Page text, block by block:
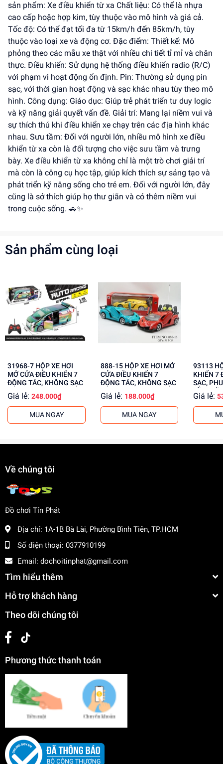
sản phẩm: Xe điều khiển từ xa Chất liệu: Có thể là nhựa
cao cấp hoặc hợp kim, tùy thuộc vào mô hình và giá cả.
Tốc độ: Có thể đạt tối đa từ 15km/h đến 85km/h, tùy
thuộc vào loại xe và động cơ. Đặc điểm: Thiết kế: Mô
phỏng theo các mẫu xe thật với nhiều chi tiết tỉ mỉ và chân
thực. Điều khiển: Sử dụng hệ thống điều khiển radio (R/C)
với phạm vi hoạt động ổn định. Pin: Thường sử dụng pin
sạc, với thời gian hoạt động và sạc khác nhau tùy theo mô
hình. Công dụng: Giáo dục: Giúp trẻ phát triển tư duy logic
và kỹ năng giải quyết vấn đề. Giải trí: Mang lại niềm vui và
sự thích thú khi điều khiển xe chạy trên các địa hình khác
nhau. Sưu tầm: Đối với người lớn, nhiều mô hình xe điều
khiển từ xa còn là đối tượng cho việc sưu tầm và trưng
bày. Xe điều khiển từ xa không chỉ là một trò chơi giải trí
mà còn là công cụ học tập, giúp kích thích sự sáng tạo và
phát triển kỹ năng sống cho trẻ em. Đối với người lớn, đây
cũng là sở thích giúp họ thư giãn và có thêm niềm vui
trong cuộc sống. 🚗✨
Sản phẩm cùng loại
31968-7 HỘP XE HƠI
MỞ CỬA ĐIỀU KHIỂN 7
ĐỘNG TÁC, KHÔNG SẠC
Giá lẻ: 248.000₫
MUA NGAY
888-15 HỘP XE HƠI MỞ
CỬA ĐIỀU KHIỂN 7
ĐỘNG TÁC, KHÔNG SẠC
Giá lẻ: 188.000₫
MUA NGAY
93113 HỘP XE ĐUA ĐIỀU
KHIỂN 7
SẠC,
CẦM
Giá lẻ:
Về chúng tôi
Đồ chơi Tín Phát
Địa chỉ: 1A-1B Bà Lài, Phường Bình Tiên, TP.HCM
Số điện thoại: 0377910199
Email: dochoitinphat@gmail.com
Tìm hiểu thêm
Hỗ trợ khách hàng
Theo dõi chúng tôi
Phương thức thanh toán